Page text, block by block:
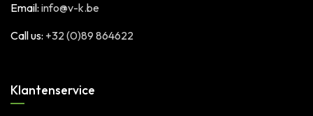
Email: info@v-k.be
Call us: +32 (0)89 864622
Klantenservice